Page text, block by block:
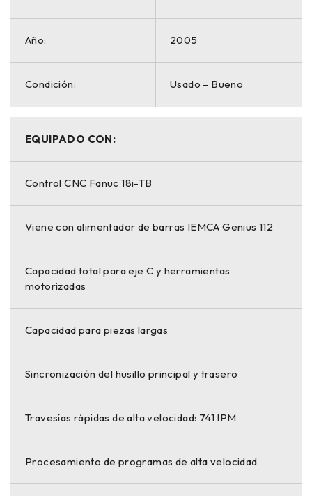
Año: 2005
Condición: Usado – Bueno
EQUIPADO CON:
Control CNC Fanuc 18i-TB
Viene con alimentador de barras IEMCA Genius 112
Capacidad total para eje C y herramientas
motorizadas
Capacidad para piezas largas
Sincronización del husillo principal y trasero
Travesías rápidas de alta velocidad: 741 IPM
Procesamiento de programas de alta velocidad